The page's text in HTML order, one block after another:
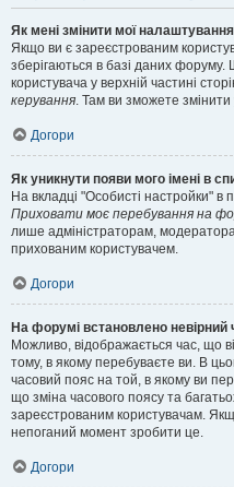
Як мені змінити мої
Якщо ви є зареєстрованим
зберігаються в базі даних форуму.
користувача у верхній частині
керування. Там ви зможете
Догори
Як уникнути появи мого імені в
На вкладці "Особисті настройки" в
Приховати моє перебування на
лише адміністраторам,
прихованим користувачем.
Догори
На форумі встановлено невірний
Можливо, відображається час, що
тому, в якому перебуваєте ви. В
часовий пояс на той, в якому ви
що зміна часового поясу та
зареєстрованим користувачам.
непоганий момент зробити це.
Догори